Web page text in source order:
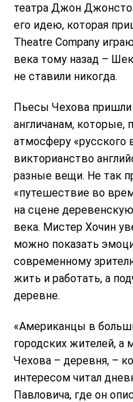
театра Джон
его идею, которая
Theatre Company
века тому назад –
не ставили никогда.
Пьесы Чехова пришли
англичанам, которые,
атмосферу «русского
викторианство
разные вещи. Не так
«путешествие во
на сцене
века. Мистер Хочин
можно показать
современному
жить и работать, а
деревне.
«Американцы в
городских жителей, а
Чехова – деревня, –
интересом читал
Павловича, где он